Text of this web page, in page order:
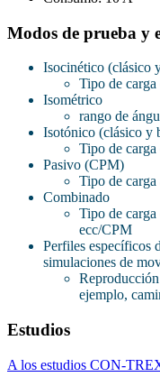
Modos de prueba y
Isocinético (clásico
Tipo de
Isométrico
rango de
Isotónico (clásico y
Tipo de
Pasivo (CPM)
Tipo de
Combinado
Tipo de
ecc/CPM
Perfiles específicos
simulaciones de
ejemplo,
Estudios
A los estudios CON-